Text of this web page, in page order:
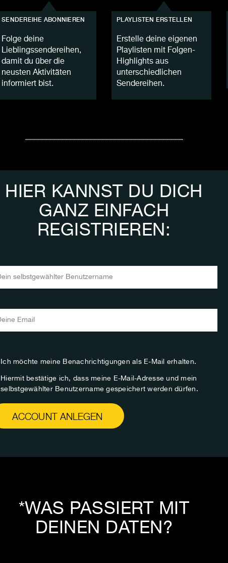
SENDEREIHE ABONNIEREN
Folge deine
Lieblingssendereihen,
damit du über die
neusten Aktivitäten
informiert bist.
PLAYLISTEN ERSTELLEN
Erstelle deine eigenen
Playlisten mit Folgen-
Highlights aus
unterschiedlichen
Sendereihen.
HIER KANNST DU DICH
GANZ EINFACH
REGISTRIEREN:
Ich möchte meine Benachrichtigungen als E-Mail erhalten.
Hiermit bestätige ich, dass meine E-Mail-Adresse und mein
selbstgewählter Benutzername gespeichert werden dürfen.
ACCOUNT ANLEGEN
*WAS PASSIERT MIT
DEINEN DATEN?